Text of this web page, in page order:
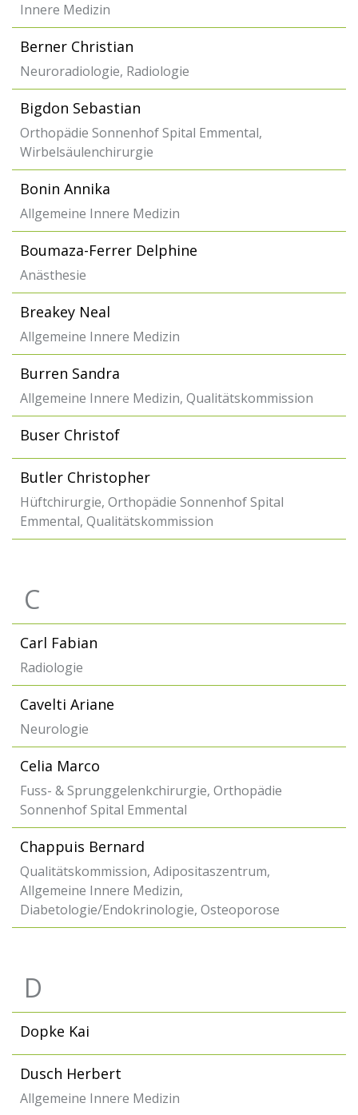
Innere Medizin
Berner Christian
Neuroradiologie, Radiologie
Bigdon Sebastian
Orthopädie Sonnenhof Spital Emmental,
Wirbelsäulenchirurgie
Bonin Annika
Allgemeine Innere Medizin
Boumaza-Ferrer Delphine
Anästhesie
Breakey Neal
Allgemeine Innere Medizin
Burren Sandra
Allgemeine Innere Medizin, Qualitätskommission
Buser Christof
Butler Christopher
Hüftchirurgie, Orthopädie Sonnenhof Spital
Emmental, Qualitätskommission
C
Carl Fabian
Radiologie
Cavelti Ariane
Neurologie
Celia Marco
Fuss- & Sprunggelenkchirurgie, Orthopädie
Sonnenhof Spital Emmental
Chappuis Bernard
Qualitätskommission, Adipositaszentrum,
Allgemeine Innere Medizin,
Diabetologie/Endokrinologie, Osteoporose
D
Dopke Kai
Dusch Herbert
Allgemeine Innere Medizin